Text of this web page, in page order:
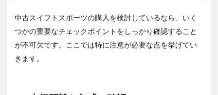
3
3.
よ
く
発
中古スイフトスポーツの購入を検討しているなら、いく
つかの重要なチェックポイントをしっかり確認すること
が不可欠です。ここでは特に注意が必要な点を挙げてい
きます。